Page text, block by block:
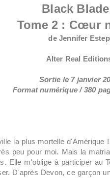
Black
Tome 2 : Cœur
de Jennifer Estep
Alter Real
Sortie le 7 janvier
Format numérique / 380
la plus mortelle d'Amérique
peu pour moi. Mais la
Elle m'oblige à participer au
D'après Devon, ce garçon